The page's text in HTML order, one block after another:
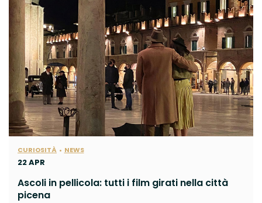
CURIOSITÀ NEWS
22 APR
Ascoli in pellicola: tutti i film girati nella città
picena